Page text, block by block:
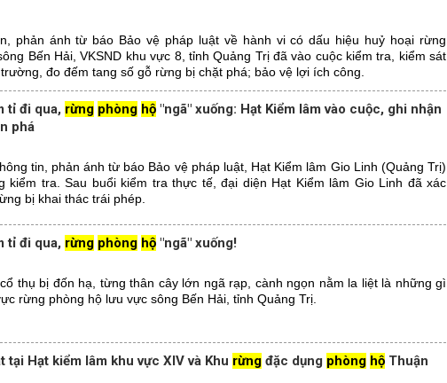
phản ánh từ báo Bảo vệ pháp luật về hành vi có dấu hiệu huỷ hoại rừng
Bến Hải, VKSND khu vực 8, tỉnh Quảng Trị đã vào cuộc kiểm tra, kiểm sát
đo đếm tang số gỗ rừng bị chặt phá; bảo vệ lợi ích công.
tỉ đi qua, rừng phòng hộ "ngã" xuống: Hạt Kiểm lâm vào cuộc, ghi nhận
phá
tin, phản ánh từ báo Bảo vệ pháp luật, Hạt Kiểm lâm Gio Linh (Quảng Trị)
kiểm tra. Sau buổi kiểm tra thực tế, đại diện Hạt Kiểm lâm Gio Linh đã xác
bị khai thác trái phép.
tỉ đi qua, rừng phòng hộ "ngã" xuống!
thụ bị đốn hạ, từng thân cây lớn ngã rạp, cành ngọn nằm la liệt là những gì
rừng phòng hộ lưu vực sông Bến Hải, tỉnh Quảng Trị.
tại Hạt kiểm lâm khu vực XIV và Khu rừng đặc dụng phòng hộ Thuận